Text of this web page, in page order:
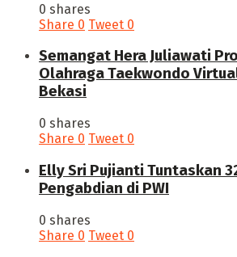
0 shares
Share 0 Tweet 0
Semangat Hera Juliawati
Olahraga Taekwondo
Bekasi
0 shares
Share 0 Tweet 0
Elly Sri Pujianti Tuntaskan
Pengabdian di PWI
0 shares
Share 0 Tweet 0